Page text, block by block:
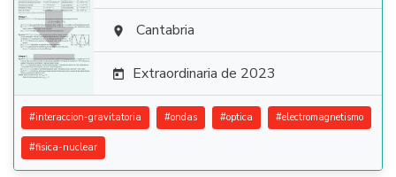
  Cantabria
 Extraordinaria de 2023
#interaccion-gravitatoria #ondas #optica #electromagnetismo
#fisica-nuclear